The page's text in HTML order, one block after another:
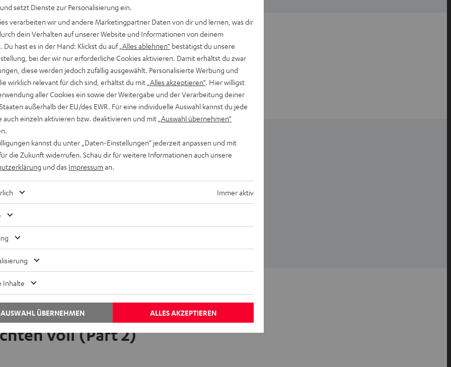
York
von YouTube
Externe Inhalte immer anzeigen? In den Daten‑Einstellungen aktivieren
voll (Part 2)
setzt Dienste zur Personalisierung ein.
verarbeiten wir und andere Marketingpartner Daten von dir und lernen, was dir
dein Verhalten auf unserer Website und Informationen von deinem
Du hast es in der Hand: Klickst du auf „Alles ablehnen“ bestätigst du unsere
bei der wir nur erforderliche Cookies aktivieren. Damit erhältst du zwar
diese werden jedoch zufällig ausgewählt. Personalisierte Werbung und
wirklich relevant für dich sind, erhältst du mit „Alles akzeptieren“. Hier willigst
aller Cookies ein sowie der Weitergabe und der Verarbeitung deiner
außerhalb der EU/des EWR. Für eine individuelle Auswahl kannst du jede
auch einzeln aktivieren bzw. deaktivieren und mit „Auswahl übernehmen“
kannst du unter „Daten-Einstellungen“ jederzeit anpassen und mit
die Zukunft widerrufen. Schau dir für weitere Informationen auch unsere
und das Impressum an.
Immer aktiv
Inhalte
ALLES AKZEPTIEREN
AUSWAHL ÜBERNEHMEN